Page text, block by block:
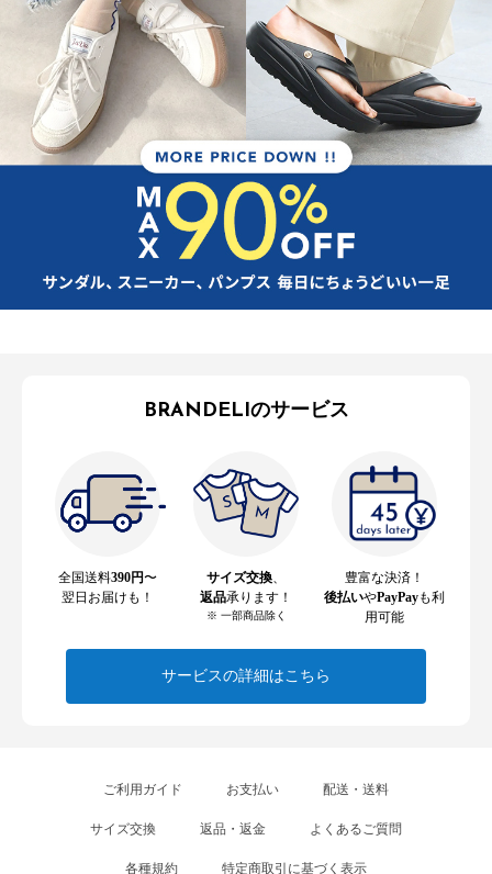
BRANDELIのサービス
全国送料390円〜
翌日お届けも！
サイズ交換
返品承ります！
※ 一部商品除く
豊富な決済！
後払いやPayPayも利
用可能
サービスの詳細はこちら
ご利用ガイド お支払い 配送・送料
サイズ交換 返品・返金 よくあるご質問
各種規約 特定商取引に基づく表示